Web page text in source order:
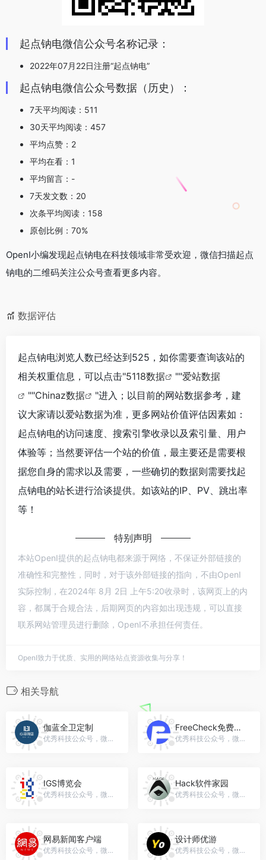
起点钠电微信公众号名称记录：
2022年07月22日注册“起点钠电”
起点钠电微信公众号数据（历史）：
7天平均阅读：511
30天平均阅读：457
平均点赞：2
平均在看：1
平均留言：-
7天发文数：20
次条平均阅读：158
原创比例：70%
OpenI小编发现起点钠电在科技领域非常受欢迎，微信扫描起点
钠电的二维码关注公众号查看更多内容。
数据评估
起点钠电浏览人数已经达到525，如你需要查询该站的
相关权重信息，可以点击"5118数据 ""爱站数据
""Chinaz数据
"进入；以目前的网站数据参考，建
议大家请以爱站数据为准，更多网站价值评估因素如：
起点钠电的访问速度、搜索引擎收录以及索引量、用户
体验等；当然要评估一个站的价值，最主要还是需要根
据您自身的需求以及需要，一些确切的数据则需要找起
点钠电的站长进行洽谈提供。如该站的IP、PV、跳出率
等！
特别声明
本站OpenI提供的起点钠电都来源于网络，不保证外部链接的
准确性和完整性，同时，对于该外部链接的指向，不由OpenI
实际控制，在2024年 8月 2日 上午5:20收录时，该网页上的内
容，都属于合规合法，后期网页的内容如出现违规，可以直接
联系网站管理员进行删除，OpenI不承担任何责任。
OpenI致力于优质、实用的网络站点资源收集与分享！
相关导航
伽蓝全卫定制
优秀科技公众号，微信号：shkl-2017
FreeCheck免费查重
优秀科技公众号，微信号：FreeCheck2018
IGS博览会
优秀科技公众号，微信号：IGS-EXPO
Hack软件家园
优秀科技公众号，微信号：HACKrjjy
网易新闻客户端
优秀科技公众号，微信号：gh_d897cc1774c1
设计师优游
优秀科技公众号，微信号：gh_b8eaf202448a